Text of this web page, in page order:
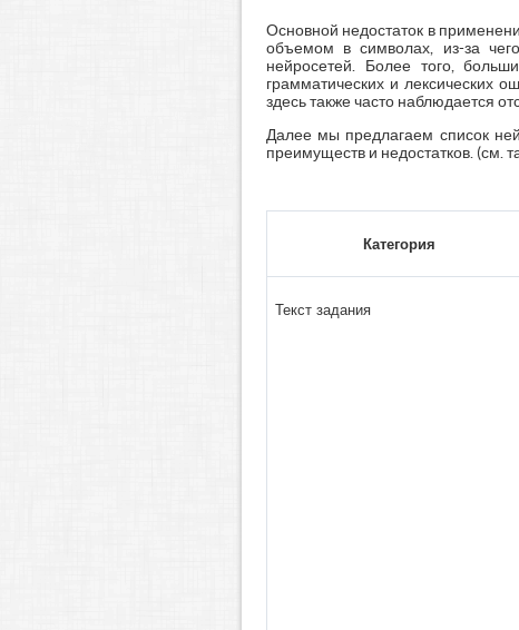
Основной недостаток в
объемом в символах, из-за
нейросетей. Более того,
грамматических и лексических
здесь также часто наблюдается
Далее мы предлагаем список
преимуществ и недостатков. (см.
Категория
Текст задания